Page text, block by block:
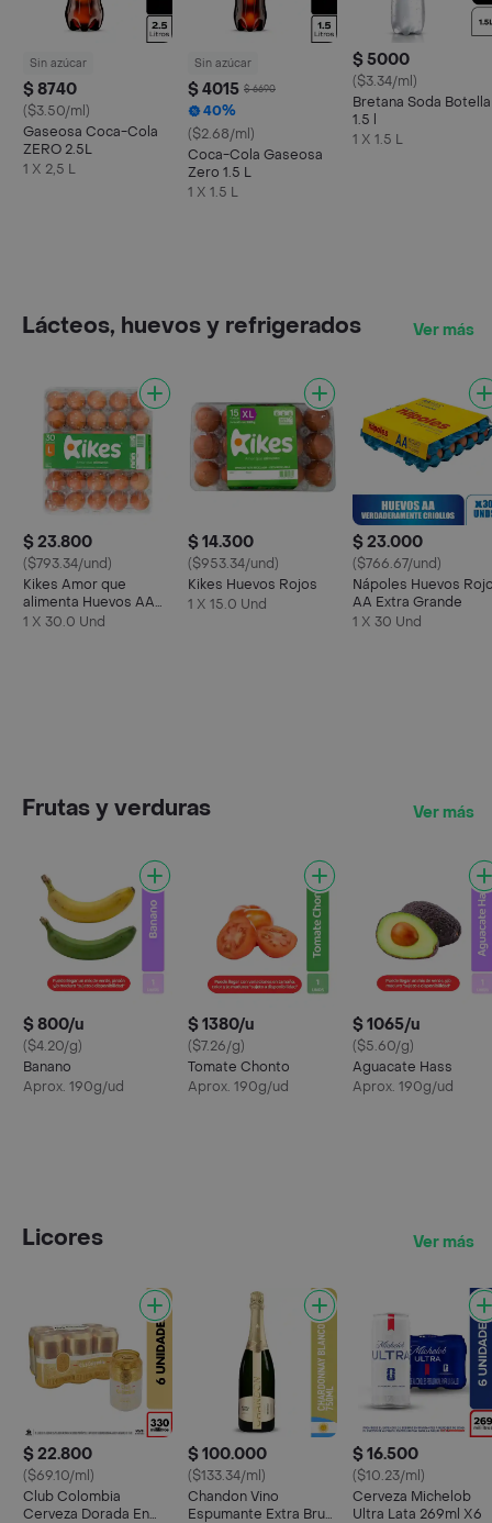
Sin azúcar
$ 8740
($3.50/ml)
Gaseosa Coca-Cola
ZERO 2.5L
1 X 2,5 L
Sin azúcar
$ 4015 $ 6690
40%
($2.68/ml)
Coca-Cola Gaseosa
Zero 1.5 L
1 X 1.5 L
$ 5000
($3.34/ml)
Bretana Soda Botella
1.5 l
1 X 1.5 L
Lácteos, huevos y refrigerados Ver más
$ 23.800
($793.34/und)
Kikes Amor que
alimenta Huevos AA
Rojos L
1 X 30.0 Und
$ 14.300
($953.34/und)
Kikes Huevos Rojos
1 X 15.0 Und
$ 23.000
($766.67/und)
Nápoles Huevos
AA Extra Grande
1 X 30 Und
Frutas y verduras Ver más
$ 800/u
($4.20/g)
Banano
Aprox. 190g/ud
$ 1380/u
($7.26/g)
Tomate Chonto
Aprox. 190g/ud
$ 1065/u
($5.60/g)
Aguacate Hass
Aprox. 190g/ud
Licores Ver más
$ 22.800
($69.10/ml)
Club Colombia
Cerveza Dorada En
$ 100.000
($133.34/ml)
Chandon Vino
Espumante Extra Brut
$ 16.500
($10.23/ml)
Cerveza Michelob
Ultra Lata 269ml X6